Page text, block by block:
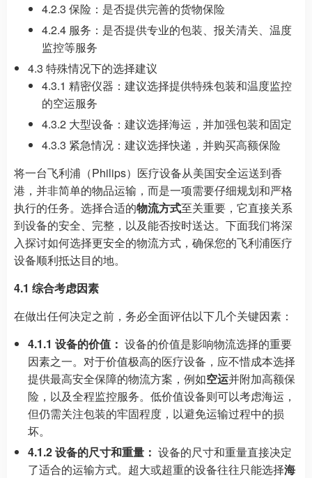
4.2.3 保险：是否提供完善的货物保险
4.2.4 服务：是否提供专业的包装、报关清关、温度
监控等服务
4.3 特殊情况下的选择建议
4.3.1 精密仪器：建议选择提供特殊包装和温度监控
的空运服务
4.3.2 大型设备：建议选择海运，并加强包装和固定
4.3.3 紧急情况：建议选择快递，并购买高额保险
将一台飞利浦（Philips）医疗设备从美国安全运送到香
港，并非简单的物品运输，而是一项需要仔细规划和严格
执行的任务。选择合适的物流方式至关重要，它直接关系
到设备的安全、完整，以及能否按时送达。下面我们将深
入探讨如何选择更安全的物流方式，确保您的飞利浦医疗
设备顺利抵达目的地。
4.1 综合考虑因素
在做出任何决定之前，务必全面评估以下几个关键因素：
4.1.1 设备的价值： 设备的价值是影响物流选择的重要
因素之一。对于价值极高的医疗设备，应不惜成本选择
提供最高安全保障的物流方案，例如空运并附加高额保
险，以及全程监控服务。低价值设备则可以考虑海运，
但仍需关注包装的牢固程度，以避免运输过程中的损
坏。
4.1.2 设备的尺寸和重量： 设备的尺寸和重量直接决定
了适合的运输方式。超大或超重的设备往往只能选择海